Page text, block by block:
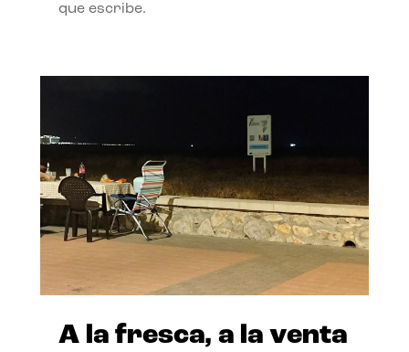
que escribe.
A la fresca, a la venta